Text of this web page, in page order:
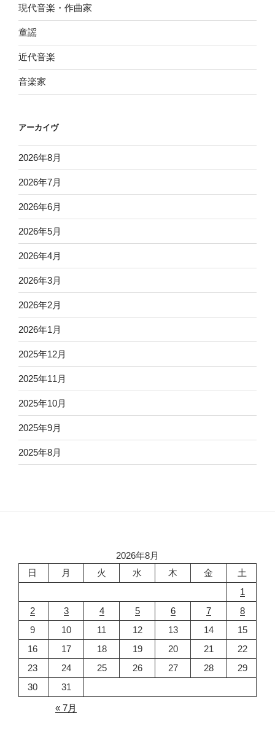
現代音楽・作曲家
童謡
近代音楽
音楽家
アーカイヴ
2026年8月
2026年7月
2026年6月
2026年5月
2026年4月
2026年3月
2026年2月
2026年1月
2025年12月
2025年11月
2025年10月
2025年9月
2025年8月
2026年8月
日
月 火 水 木 金
土
1
2
3 4 5 6 7
8
9
10 11 12 13 14
15
16
17 18 19 20 21
22
23
24 25 26 27 28
29
30
31
« 7月